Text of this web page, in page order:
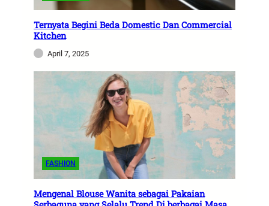
Ternyata Begini Beda Domestic Dan Commercial
Kitchen
April 7, 2025
FASHION
Mengenal Blouse Wanita sebagai Pakaian